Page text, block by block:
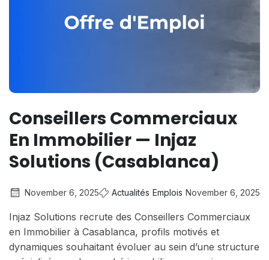
Conseillers Commerciaux
En Immobilier — Injaz
Solutions (Casablanca)
November 6, 2025 Actualités Emplois November 6, 2025
Injaz Solutions recrute des Conseillers Commerciaux
en Immobilier à Casablanca, profils motivés et
dynamiques souhaitant évoluer au sein d’une structure